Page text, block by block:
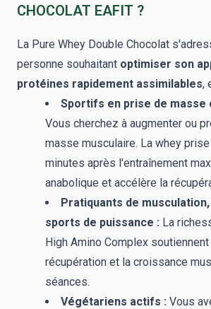
CHOCOLAT EAFIT ?
La Pure Whey Double Chocolat
personne souhaitant optimiser son
protéines rapidement assimilables,
Sportifs en prise de masse
Vous cherchez à augmenter ou
masse musculaire. La whey
minutes après l'entraînement
anabolique et accélère la
Pratiquants de
sports de puissance : La
High Amino Complex
récupération et la croissance
séances.
Végétariens actifs : Vous